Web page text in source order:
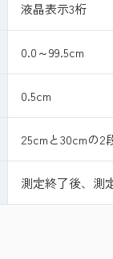
液晶表示3桁
0.0～99.5cm
0.5cm
25cmと30cmの2
測定終了後、測